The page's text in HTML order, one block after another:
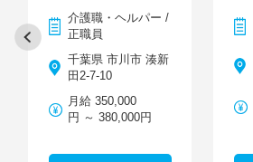
介護職・ヘルパー /
正職員
千葉県 市川市 湊新
田2-7-10
月給 350,000
円 ～ 380,000円